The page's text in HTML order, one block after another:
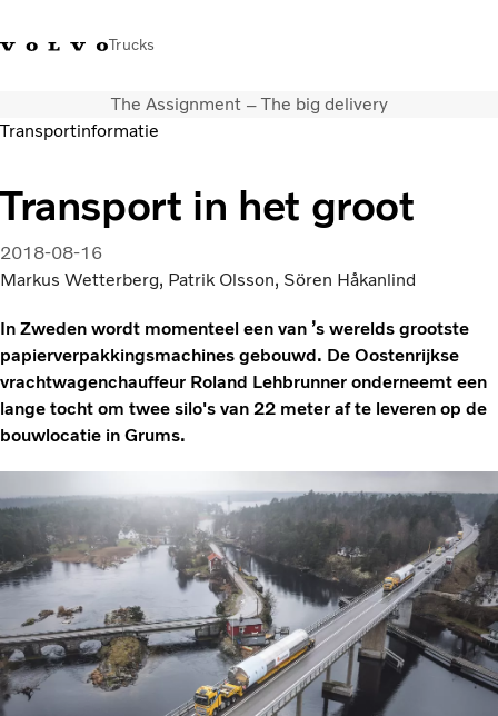
Trucks
Kennis vergroten MerchandiseInloggenNederland
Transportoplossingen
CO2-reductie
Trucks
Truck Builder
Dealer locator
Nieuws
Over ons
The Assignment – The big delivery
Transportinformatie
Transport in het groot
2018-08-16
Markus Wetterberg, Patrik Olsson, Sören Håkanlind
In Zweden wordt momenteel een van ’s werelds grootste
papierverpakkingsmachines gebouwd. De Oostenrijkse
vrachtwagenchauffeur Roland Lehbrunner onderneemt een
lange tocht om twee silo's van 22 meter af te leveren op de
bouwlocatie in Grums.